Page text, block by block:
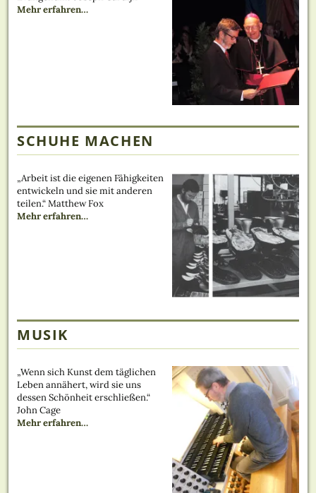
Mehr erfahrenüber
…
SCHUHE MACHEN
„Arbeit ist die eigenen Fähigkeiten
entwickeln und sie mit anderen
teilen.“ Matthew Fox
Mehr erfahrenüber
…
MUSIK
„Wenn sich Kunst dem täglichen
Leben annähert, wird sie uns
dessen Schönheit erschließen.“
John Cage
Mehr erfahrenüber
…